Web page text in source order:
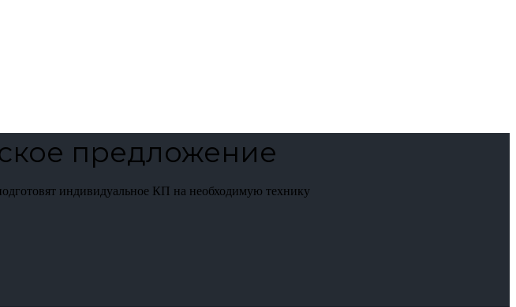
предложение
индивидуальное КП на необходимую технику